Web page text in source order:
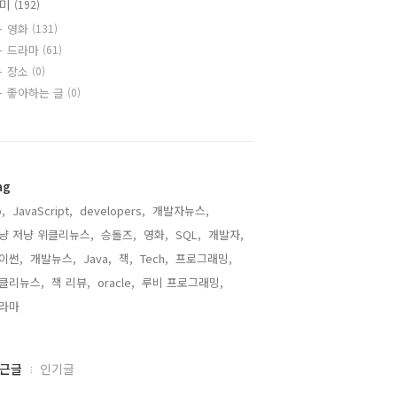
(192)
영화 (131)
드라마 (61)
장소 (0)
좋아하는 글 (0)
JavaScript, developers, 개발자뉴스,
저냥 위클리뉴스, 승돌즈, 영화, SQL, 개발자,
썬, 개발뉴스, Java, 책, Tech, 프로그래밍,
리뉴스, 책 리뷰, oracle, 루비 프로그래밍,
마,
글 인기글